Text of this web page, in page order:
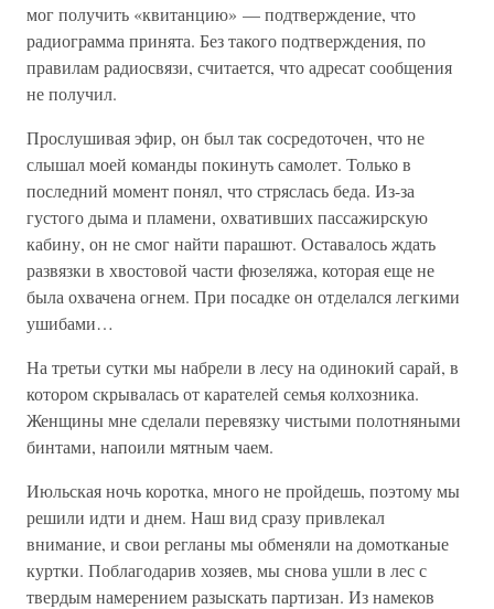
мог получить «квитанцию» — подтверждение, что
радиограмма принята. Без такого подтверждения, по
правилам радиосвязи, считается, что адресат сообщения
не получил.
Прослушивая эфир, он был так сосредоточен, что не
слышал моей команды покинуть самолет. Только в
последний момент понял, что стряслась беда. Из-за
густого дыма и пламени, охвативших пассажирскую
кабину, он не смог найти парашют. Оставалось ждать
развязки в хвостовой части фюзеляжа, которая еще не
была охвачена огнем. При посадке он отделался легкими
ушибами…
На третьи сутки мы набрели в лесу на одинокий сарай, в
котором скрывалась от карателей семья колхозника.
Женщины мне сделали перевязку чистыми полотняными
бинтами, напоили мятным чаем.
Июльская ночь коротка, много не пройдешь, поэтому мы
решили идти и днем. Наш вид сразу привлекал
внимание, и свои регланы мы обменяли на домотканые
куртки. Поблагодарив хозяев, мы снова ушли в лес с
твердым намерением разыскать партизан. Из намеков